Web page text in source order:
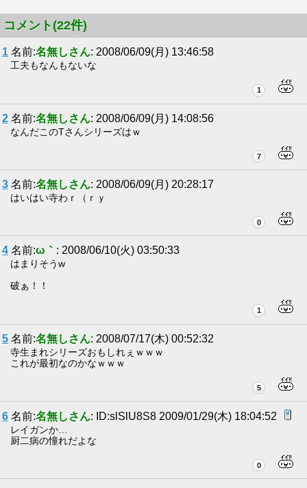
コメント(22件)
1 名前:名無しさん: 2008/06/09(月) 13:46:58
工夫もなんもないな
1
2 名前:名無しさん: 2008/06/09(月) 14:08:56
なんだこのTさんシリーズはｗ
7
3 名前:名無しさん: 2008/06/09(月) 20:28:17
はいはい寺わｒ（ｒｙ
0
4 名前:ω｀ : 2008/06/10(火) 03:50:33
はまりそうw
破ぁ！！
1
5 名前:名無しさん: 2008/07/17(木) 00:52:32
寺生まれシリーズおもしれぇｗｗｗ
これが最初なのかなｗｗｗ
5
6 名前:名無しさん: ID:slSlU8S8 2009/01/29(木) 18:04:52
レイガンか…
厨二病の憧れだよな
0